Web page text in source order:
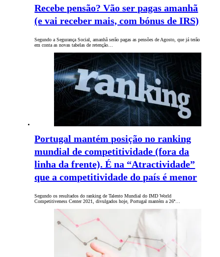
Recebe pensão? Vão ser pagas amanhã
(e vai receber mais, com bónus de IRS)
Segundo a Segurança Social, amanhã serão pagas as pensões de Agosto, que já terão
em conta as novas tabelas de retenção…
Portugal mantém posição no ranking
mundial de competitividade (fora da
linha da frente). É na “Atractividade”
que a competitividade do país é menor
Segundo os resultados do ranking de Talento Mundial do IMD World
Competitiveness Center 2021, divulgados hoje, Portugal mantém a 26ª…